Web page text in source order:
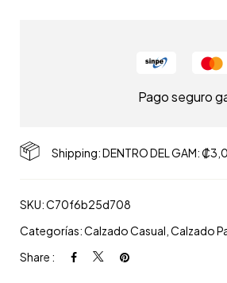
Pago seguro
Shipping: DENTRO DEL GAM:
SKU:C70f6b25d708
Categorías:Calzado Casual ,Calzado
Share :